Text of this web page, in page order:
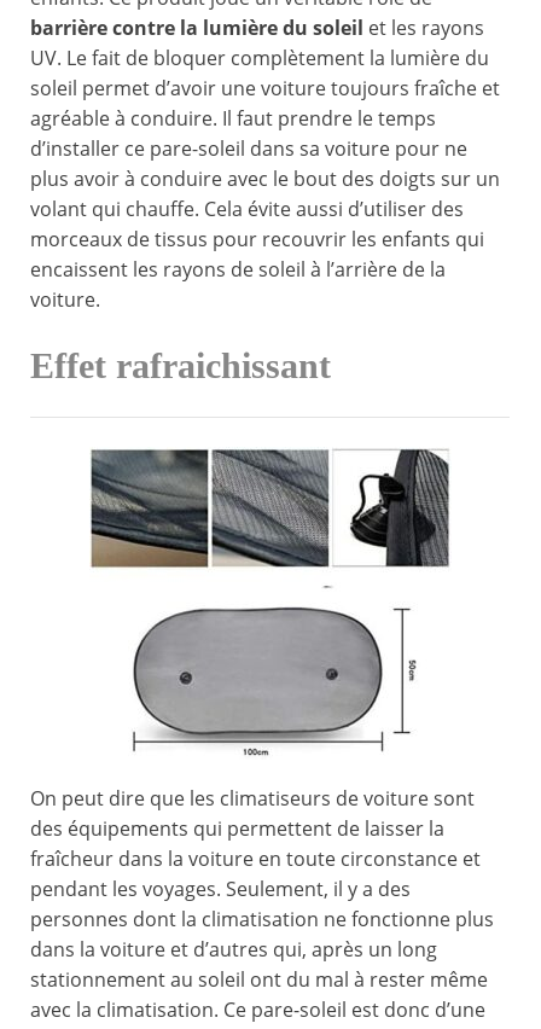
barrière contre la lumière du soleil et les rayons
UV. Le fait de bloquer complètement la lumière du
soleil permet d’avoir une voiture toujours fraîche et
agréable à conduire. Il faut prendre le temps
d’installer ce pare-soleil dans sa voiture pour ne
plus avoir à conduire avec le bout des doigts sur un
volant qui chauffe. Cela évite aussi d’utiliser des
morceaux de tissus pour recouvrir les enfants qui
encaissent les rayons de soleil à l’arrière de la
voiture.
Effet rafraichissant
On peut dire que les climatiseurs de voiture sont
des équipements qui permettent de laisser la
fraîcheur dans la voiture en toute circonstance et
pendant les voyages. Seulement, il y a des
personnes dont la climatisation ne fonctionne plus
dans la voiture et d’autres qui, après un long
stationnement au soleil ont du mal à rester même
avec la climatisation. Ce pare-soleil est donc d’une